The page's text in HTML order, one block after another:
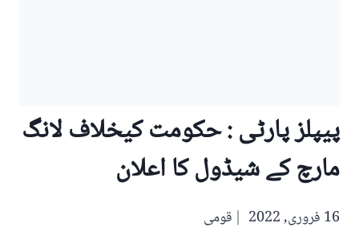
پیپلز پارٹی : حکومت کیخلاف لانگ
مارچ کے شیڈول کا اعلان‎‎
16 فروری, 2022 قومی